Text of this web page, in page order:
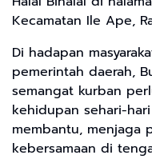
Kecamatan Ile Ape,
Di hadapan
pemerintah daerah,
semangat kurban
kehidupan sehari-
membantu, menjaga
kebersamaan di